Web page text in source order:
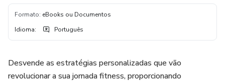
Formato: eBooks ou Documentos
Idioma: Português
Desvende as estratégias personalizadas que vão
revolucionar a sua jornada fitness, proporcionando